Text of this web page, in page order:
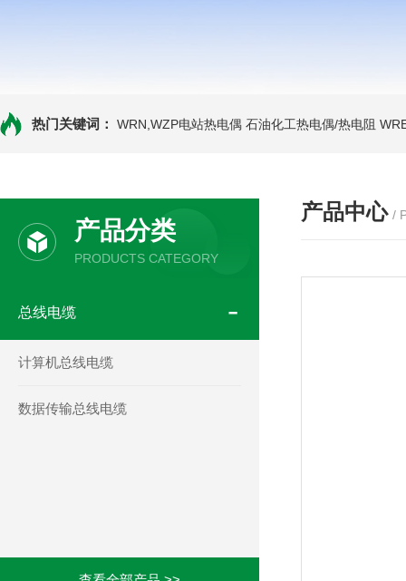
热门关键词： WRN,WZP电站热电偶 石油化工热电偶/热电阻
产品分类
PRODUCTS CATEGORY
总线电缆
计算机总线电缆
数据传输总线电缆
产品中心 /